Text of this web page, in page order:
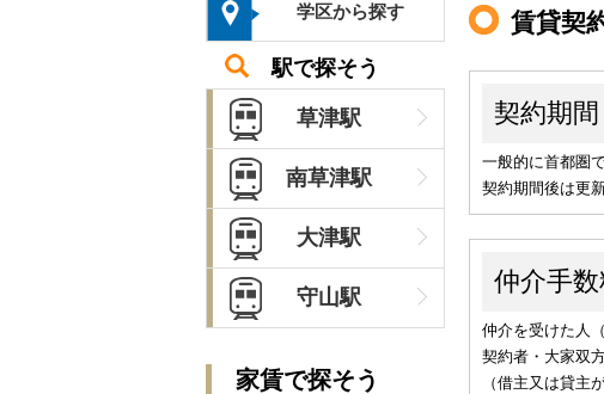
学区から探す
駅で探そう
草津駅
南草津駅
大津駅
守山駅
家賃で探そう